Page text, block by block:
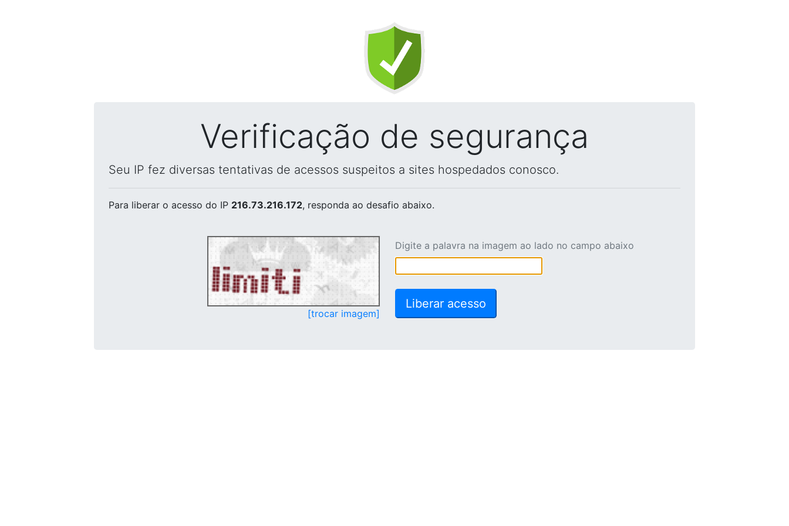
Verificação de segurança
Seu IP fez diversas tentativas de acessos suspeitos a sites hospedados conosco.
Para liberar o acesso do IP 216.73.216.172, responda ao desafio abaixo.
[trocar imagem]
Digite a palavra na imagem ao lado no campo abaixo